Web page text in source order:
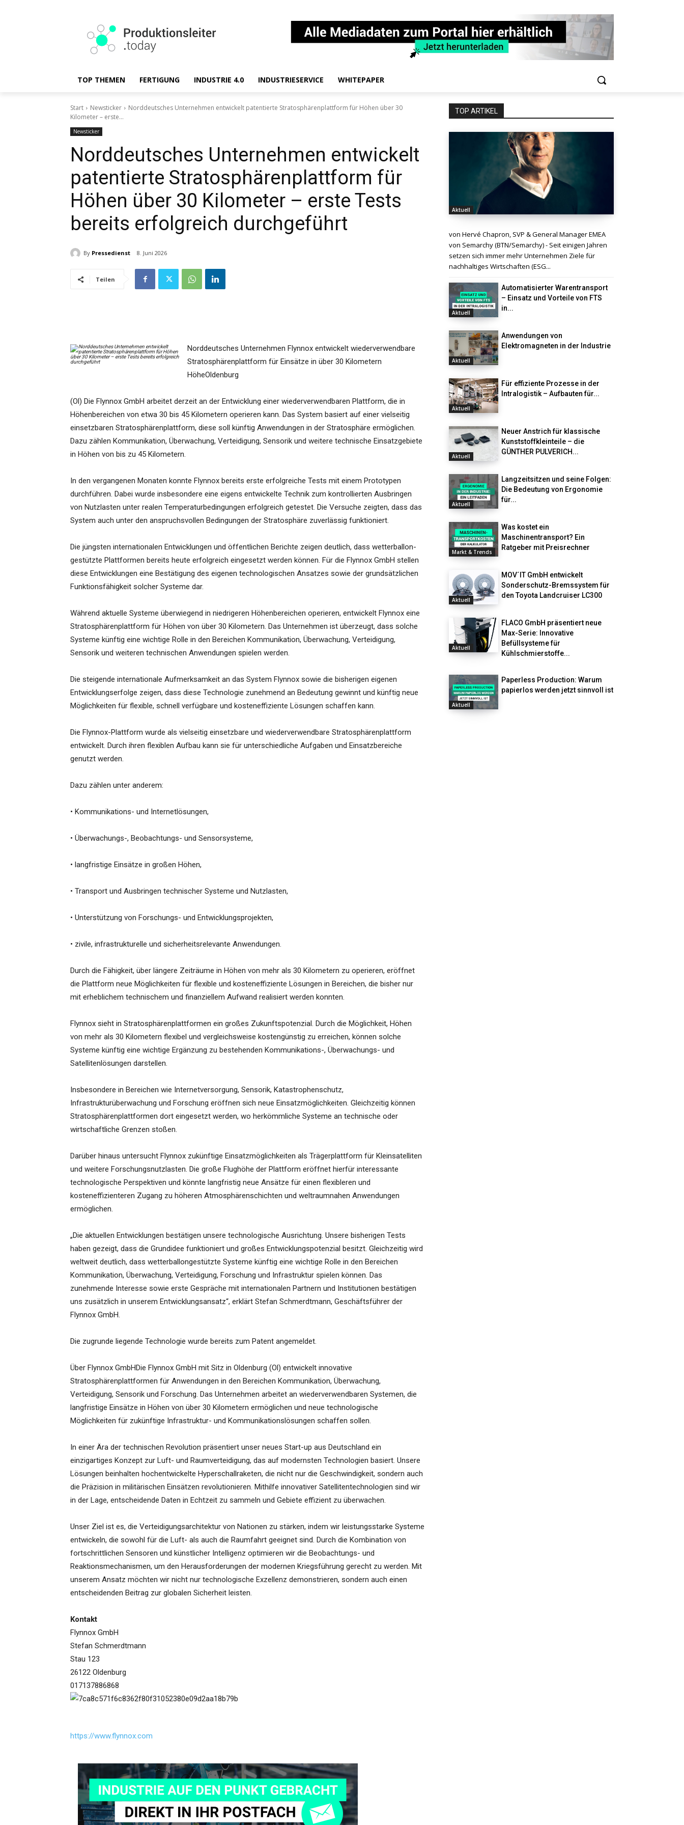
TOP THEMEN FERTIGUNG INDUSTRIE 4.0 INDUSTRIESERVICE WHITEPAPER
Start Newsticker
Norddeutsches Unternehmen entwickelt patentierte Stratosphärenplattform für Höhen über 30
Kilometer – erste...
Newsticker
Norddeutsches Unternehmen entwickelt
patentierte Stratosphärenplattform für
Höhen über 30 Kilometer – erste Tests
bereits erfolgreich durchgeführt
By Pressedienst 8. Juni 2026
Teilen
Norddeutsches Unternehmen Flynnox entwickelt wiederverwendbare
Stratosphärenplattform für Einsätze in über 30 Kilometern
HöheOldenburg
(Ol) Die Flynnox GmbH arbeitet derzeit an der Entwicklung einer wiederverwendbaren Plattform, die in
Höhenbereichen von etwa 30 bis 45 Kilometern operieren kann. Das System basiert auf einer vielseitig
einsetzbaren Stratosphärenplattform, diese soll künftig Anwendungen in der Stratosphäre ermöglichen.
Dazu zählen Kommunikation, Überwachung, Verteidigung, Sensorik und weitere technische Einsatzgebiete
in Höhen von bis zu 45 Kilometern.
In den vergangenen Monaten konnte Flynnox bereits erste erfolgreiche Tests mit einem Prototypen
durchführen. Dabei wurde insbesondere eine eigens entwickelte Technik zum kontrollierten Ausbringen
von Nutzlasten unter realen Temperaturbedingungen erfolgreich getestet. Die Versuche zeigten, dass das
System auch unter den anspruchsvollen Bedingungen der Stratosphäre zuverlässig funktioniert.
Die jüngsten internationalen Entwicklungen und öffentlichen Berichte zeigen deutlich, dass wetterballon-
gestützte Plattformen bereits heute erfolgreich eingesetzt werden können. Für die Flynnox GmbH stellen
diese Entwicklungen eine Bestätigung des eigenen technologischen Ansatzes sowie der grundsätzlichen
Funktionsfähigkeit solcher Systeme dar.
Während aktuelle Systeme überwiegend in niedrigeren Höhenbereichen operieren, entwickelt Flynnox eine
Stratosphärenplattform für Höhen von über 30 Kilometern. Das Unternehmen ist überzeugt, dass solche
Systeme künftig eine wichtige Rolle in den Bereichen Kommunikation, Überwachung, Verteidigung,
Sensorik und weiteren technischen Anwendungen spielen werden.
Die steigende internationale Aufmerksamkeit an das System Flynnox sowie die bisherigen eigenen
Entwicklungserfolge zeigen, dass diese Technologie zunehmend an Bedeutung gewinnt und künftig neue
Möglichkeiten für flexible, schnell verfügbare und kosteneffiziente Lösungen schaffen kann.
Die Flynnox-Plattform wurde als vielseitig einsetzbare und wiederverwendbare Stratosphärenplattform
entwickelt. Durch ihren flexiblen Aufbau kann sie für unterschiedliche Aufgaben und Einsatzbereiche
genutzt werden.
Dazu zählen unter anderem:
• Kommunikations- und Internetlösungen,
• Überwachungs-, Beobachtungs- und Sensorsysteme,
• langfristige Einsätze in großen Höhen,
• Transport und Ausbringen technischer Systeme und Nutzlasten,
• Unterstützung von Forschungs- und Entwicklungsprojekten,
• zivile, infrastrukturelle und sicherheitsrelevante Anwendungen.
Durch die Fähigkeit, über längere Zeiträume in Höhen von mehr als 30 Kilometern zu operieren, eröffnet
die Plattform neue Möglichkeiten für flexible und kosteneffiziente Lösungen in Bereichen, die bisher nur
mit erheblichem technischem und finanziellem Aufwand realisiert werden konnten.
Flynnox sieht in Stratosphärenplattformen ein großes Zukunftspotenzial. Durch die Möglichkeit, Höhen
von mehr als 30 Kilometern flexibel und vergleichsweise kostengünstig zu erreichen, können solche
Systeme künftig eine wichtige Ergänzung zu bestehenden Kommunikations-, Überwachungs- und
Satellitenlösungen darstellen.
Insbesondere in Bereichen wie Internetversorgung, Sensorik, Katastrophenschutz,
Infrastrukturüberwachung und Forschung eröffnen sich neue Einsatzmöglichkeiten. Gleichzeitig können
Stratosphärenplattformen dort eingesetzt werden, wo herkömmliche Systeme an technische oder
wirtschaftliche Grenzen stoßen.
Darüber hinaus untersucht Flynnox zukünftige Einsatzmöglichkeiten als Trägerplattform für Kleinsatelliten
und weitere Forschungsnutzlasten. Die große Flughöhe der Plattform eröffnet hierfür interessante
technologische Perspektiven und könnte langfristig neue Ansätze für einen flexibleren und
kosteneffizienteren Zugang zu höheren Atmosphärenschichten und weltraumnahen Anwendungen
ermöglichen.
„Die aktuellen Entwicklungen bestätigen unsere technologische Ausrichtung. Unsere bisherigen Tests
haben gezeigt, dass die Grundidee funktioniert und großes Entwicklungspotenzial besitzt. Gleichzeitig wird
weltweit deutlich, dass wetterballongestützte Systeme künftig eine wichtige Rolle in den Bereichen
Kommunikation, Überwachung, Verteidigung, Forschung und Infrastruktur spielen können. Das
zunehmende Interesse sowie erste Gespräche mit internationalen Partnern und Institutionen bestätigen
uns zusätzlich in unserem Entwicklungsansatz“, erklärt Stefan Schmerdtmann, Geschäftsführer der
Flynnox GmbH.
Die zugrunde liegende Technologie wurde bereits zum Patent angemeldet.
Über Flynnox GmbHDie Flynnox GmbH mit Sitz in Oldenburg (Ol) entwickelt innovative
Stratosphärenplattformen für Anwendungen in den Bereichen Kommunikation, Überwachung,
Verteidigung, Sensorik und Forschung. Das Unternehmen arbeitet an wiederverwendbaren Systemen, die
langfristige Einsätze in Höhen von über 30 Kilometern ermöglichen und neue technologische
Möglichkeiten für zukünftige Infrastruktur- und Kommunikationslösungen schaffen sollen.
In einer Ära der technischen Revolution präsentiert unser neues Start-up aus Deutschland ein
einzigartiges Konzept zur Luft- und Raumverteidigung, das auf modernsten Technologien basiert. Unsere
Lösungen beinhalten hochentwickelte Hyperschallraketen, die nicht nur die Geschwindigkeit, sondern auch
die Präzision in militärischen Einsätzen revolutionieren. Mithilfe innovativer Satellitentechnologien sind wir
in der Lage, entscheidende Daten in Echtzeit zu sammeln und Gebiete effizient zu überwachen.
Unser Ziel ist es, die Verteidigungsarchitektur von Nationen zu stärken, indem wir leistungsstarke Systeme
entwickeln, die sowohl für die Luft- als auch die Raumfahrt geeignet sind. Durch die Kombination von
fortschrittlichen Sensoren und künstlicher Intelligenz optimieren wir die Beobachtungs- und
Reaktionsmechanismen, um den Herausforderungen der modernen Kriegsführung gerecht zu werden. Mit
unserem Ansatz möchten wir nicht nur technologische Exzellenz demonstrieren, sondern auch einen
entscheidenden Beitrag zur globalen Sicherheit leisten.
Kontakt
Flynnox GmbH
Stefan Schmerdtmann
Stau 123
26122 Oldenburg
017137886868
https://www.flynnox.com
TOP ARTIKEL
Aktuell
von Hervé Chapron, SVP & General Manager EMEA
von Semarchy (BTN/Semarchy) - Seit einigen Jahren
setzen sich immer mehr Unternehmen Ziele für
nachhaltiges Wirtschaften (ESG...
Aktuell
Automatisierter Warentransport
– Einsatz und Vorteile von FTS
in...
Aktuell
Anwendungen von
Elektromagneten in der Industrie
Aktuell
Für effiziente Prozesse in der
Intralogistik – Aufbauten für...
Aktuell
Neuer Anstrich für klassische
Kunststoffkleinteile – die
GÜNTHER PULVERICH...
Aktuell
Langzeitsitzen und seine Folgen:
Die Bedeutung von Ergonomie
für...
Markt & Trends
Was kostet ein
Maschinentransport? Ein
Ratgeber mit Preisrechner
Aktuell
MOV´IT GmbH entwickelt
Sonderschutz-Bremssystem für
den Toyota Landcruiser LC300
Aktuell
FLACO GmbH präsentiert neue
Max-Serie: Innovative
Befüllsysteme für
Kühlschmierstoffe...
Aktuell
Paperless Production: Warum
papierlos werden jetzt sinnvoll ist